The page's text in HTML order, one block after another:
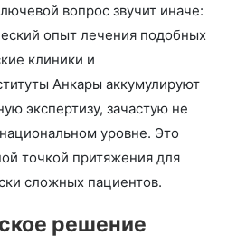
вопрос звучит иначе:
опыт лечения подобных
клиники и
Анкары аккумулируют
экспертизу, зачастую не
уровне. Это
точкой притяжения для
сложных пациентов.
решение